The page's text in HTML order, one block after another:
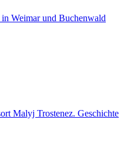
Weimar und Buchenwald
Malyj Trostenez. Geschichte